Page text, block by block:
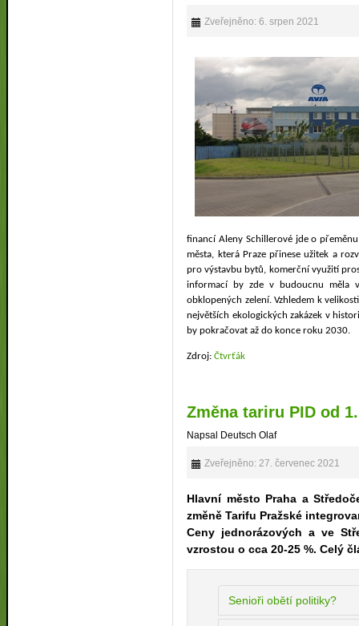
Zveřejněno: 6. srpen 2021
financí Aleny Schillerové jde o
města, která Praze přinese užitek a
pro výstavbu bytů, komerční využití
informací by zde v budoucnu měla
obklopených zelení. Vzhledem k
největších ekologických zakázek v
by pokračovat až do konce roku 2030.
Zdroj:Čtvrťák
Změna tariru PID od
Napsal Deutsch Olaf
Zveřejněno: 27. červenec 2021
Hlavní město Praha a
změně Tarifu Pražské
Ceny jednorázových a ve
vzrostou o cca 20-25 %. Celý
Senioři obětí politiky?